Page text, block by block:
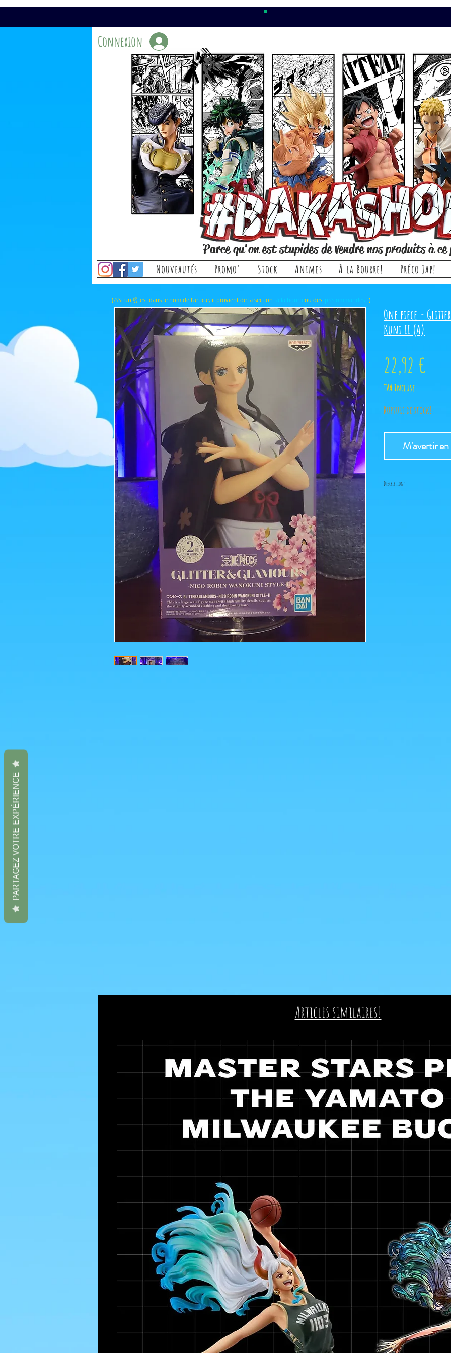
Connexion
Parce qu'on est stupides de vendre nos produits à
Nouveautés Promo' Stock Animes À la Bourre! Préco Jap!
One piece -
Kuni II (A)
22,92 €
TVA Incluse
Rupture de stock!
M'avertir
Description:
(⚠️Si un ⏰ est dans le nom de l'article, il provient de la section ou des !)
à la bourre précommandes
Articles similaires!
PARTAGEZ VOTRE EXPÉRIENCE